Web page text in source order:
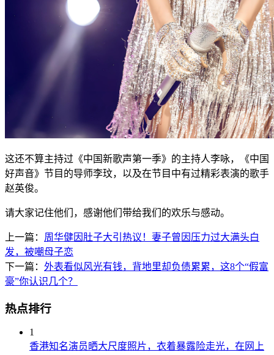
这还不算主持过《中国新歌声第一季》的主持人李咏，《中国
好声音》节目的导师李玟，以及在节目中有过精彩表演的歌手
赵英俊。
请大家记住他们，感谢他们带给我们的欢乐与感动。
上一篇： 周华健因肚子大引热议！妻子曾因压力过大满头白
发，被嘲母子恋
下一篇： 外表看似风光有钱，背地里却负债累累，这8个“假富
豪”你认识几个？
热点排行
1
香港知名演员晒大尺度照片，衣着暴露险走光，在网上